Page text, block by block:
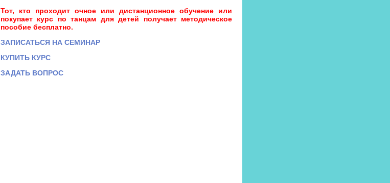
Тот, кто проходит очное или дистанционное обучение или
покупает курс по танцам для детей получает методическое
пособие бесплатно.
ЗАПИСАТЬСЯ НА СЕМИНАР
КУПИТЬ КУРС
ЗАДАТЬ ВОПРОС